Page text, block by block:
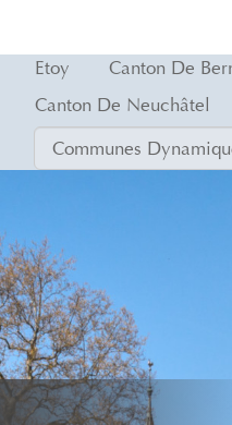
Etoy Canton De
Canton De Neuchâtel